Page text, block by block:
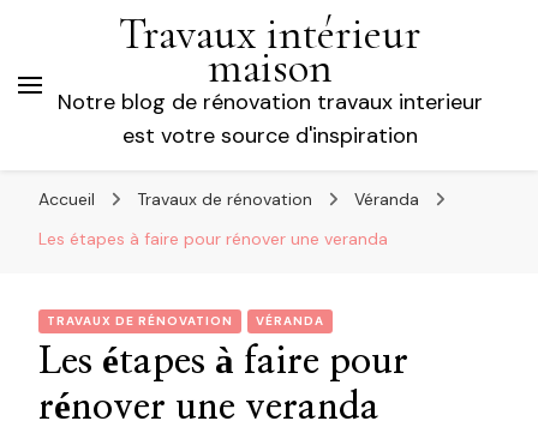
Travaux intérieur
maison
Notre blog de rénovation travaux interieur
est votre source d'inspiration
Accueil Travaux de rénovation
Véranda
Les étapes à faire pour rénover une veranda
TRAVAUX DE RÉNOVATION VÉRANDA
Les étapes à faire pour
rénover une veranda